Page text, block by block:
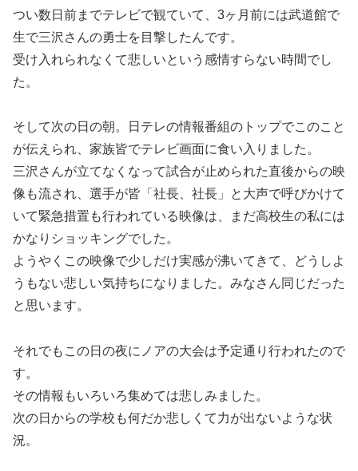
つい数日前までテレビで観ていて、3ヶ月前には武道館で
生で三沢さんの勇士を目撃したんです。
受け入れられなくて悲しいという感情すらない時間でし
た。
そして次の日の朝。日テレの情報番組のトップでこのこと
が伝えられ、家族皆でテレビ画面に食い入りました。
三沢さんが立てなくなって試合が止められた直後からの映
像も流され、選手が皆「社長、社長」と大声で呼びかけて
いて緊急措置も行われている映像は、まだ高校生の私には
かなりショッキングでした。
ようやくこの映像で少しだけ実感が沸いてきて、どうしよ
うもない悲しい気持ちになりました。みなさん同じだった
と思います。
それでもこの日の夜にノアの大会は予定通り行われたので
す。
その情報もいろいろ集めては悲しみました。
次の日からの学校も何だか悲しくて力が出ないような状
況。